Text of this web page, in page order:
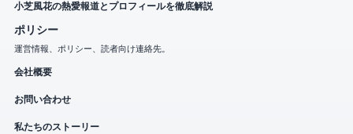
小芝風花の熱愛報道とプロフィールを徹底解説
ポリシー
運営情報、ポリシー、読者向け連絡先。
会社概要
お問い合わせ
私たちのストーリー